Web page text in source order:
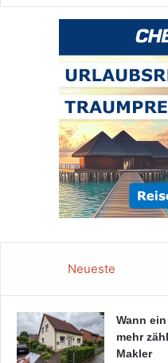
Neueste
Wann
mehr
Makler